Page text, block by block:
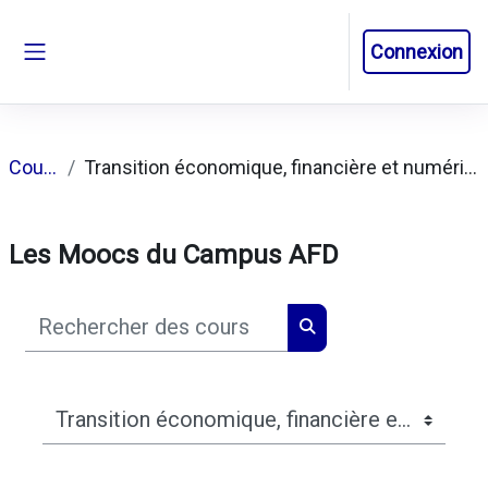
Connexion
Cours Transition économique, financière et numérique
Les Moocs du Campus AFD
Rechercher des cours
Rechercher des cours
Catégories de cours